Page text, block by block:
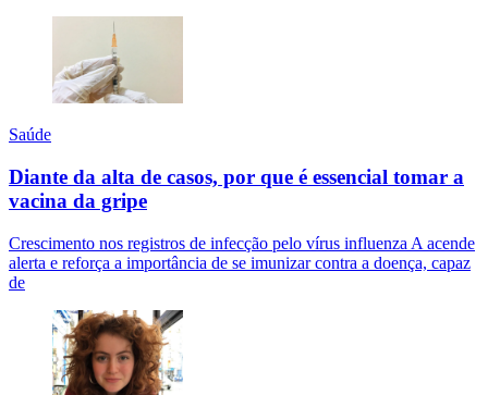
Saúde
Diante da alta de casos, por que é essencial tomar a
vacina da gripe
Crescimento nos registros de infecção pelo vírus influenza A acende
alerta e reforça a importância de se imunizar contra a doença, capaz
de